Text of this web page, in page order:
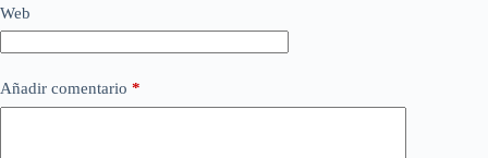
Web
Añadir comentario *